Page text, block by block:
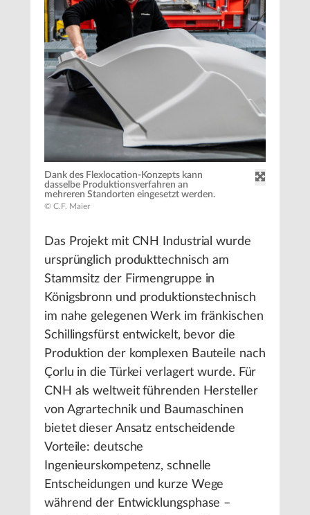
Dank des Flexlocation-Konzepts kann
dasselbe Produktionsverfahren an
mehreren Standorten eingesetzt werden.
© C.F. Maier
Das Projekt mit CNH Industrial wurde
ursprünglich produkttechnisch am
Stammsitz der Firmengruppe in
Königsbronn und produktionstechnisch
im nahe gelegenen Werk im fränkischen
Schillingsfürst entwickelt, bevor die
Produktion der komplexen Bauteile nach
Çorlu in die Türkei verlagert wurde. Für
CNH als weltweit führenden Hersteller
von Agrartechnik und Baumaschinen
bietet dieser Ansatz entscheidende
Vorteile: deutsche
Ingenieurskompetenz, schnelle
Entscheidungen und kurze Wege
während der Entwicklungsphase –